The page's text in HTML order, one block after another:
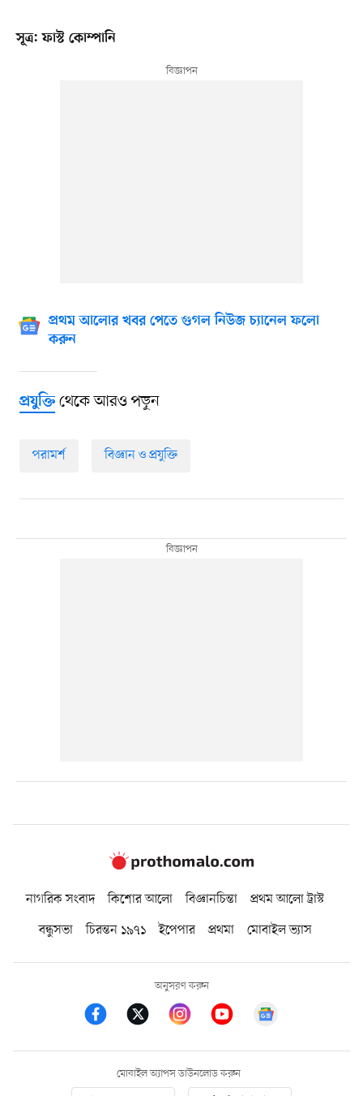
সূত্র: ফাস্ট কোম্পানি
প্রথম আলোর খবর পেতে গুগল নিউজ চ্যানেল ফলো
করুন
প্রযুক্তিথেকে আরও পড়ুন
পরামর্শ বিজ্ঞান ও প্রযুক্তি
নাগরিক সংবাদ কিশোর আলো বিজ্ঞানচিন্তা
প্রথম আলো ট্রাস্ট
বন্ধুসভা
চিরন্তন ১৯৭১ ইপেপার প্রথমা মোবাইল ভ্যাস
অনুসরণ করুন
মোবাইল অ্যাপস ডাউনলোড করুন